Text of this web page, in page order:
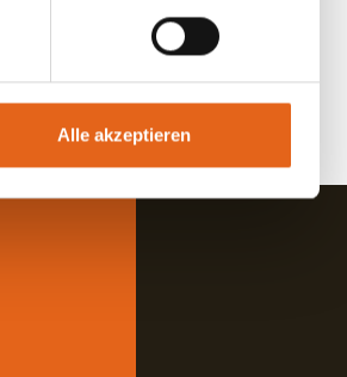
Alle akzeptieren